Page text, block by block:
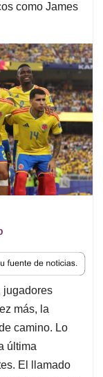
como James
jugadores
más, la
camino. Lo
última
El llamado